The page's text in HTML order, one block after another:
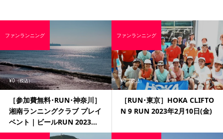
¥0（税込）
［参加費無料･RUN･神奈川］
湘南ランニングクラブ プレイ
ベント｜ビールRUN 2023...
ファンランニング
¥0（税込）
［RUN･東京］HOKA CLIFTO
N 9 RUN 2023年2月10日(金)
ファンランニング